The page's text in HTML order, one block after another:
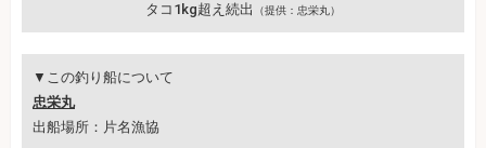
タコ1kg超え続出 （提供：忠栄丸）
▼この釣り船について
忠栄丸
出船場所：片名漁協